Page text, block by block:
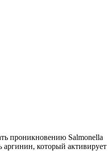
проникновению Salmonella
который активирует